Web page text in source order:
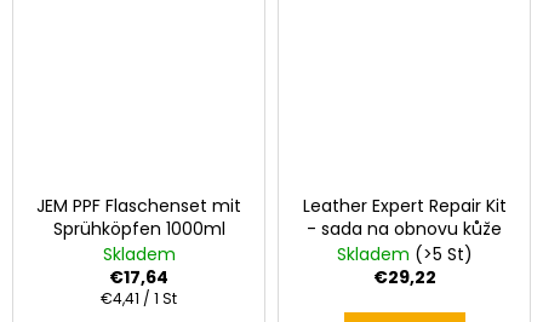
JEM PPF Flaschenset mit
Sprühköpfen 1000ml
Skladem
€17,64
Verkaufspreis:
€4,41 / 1 St
Leather Expert Repair Kit
- sada na obnovu kůže
Skladem (>5 St)
€29,22